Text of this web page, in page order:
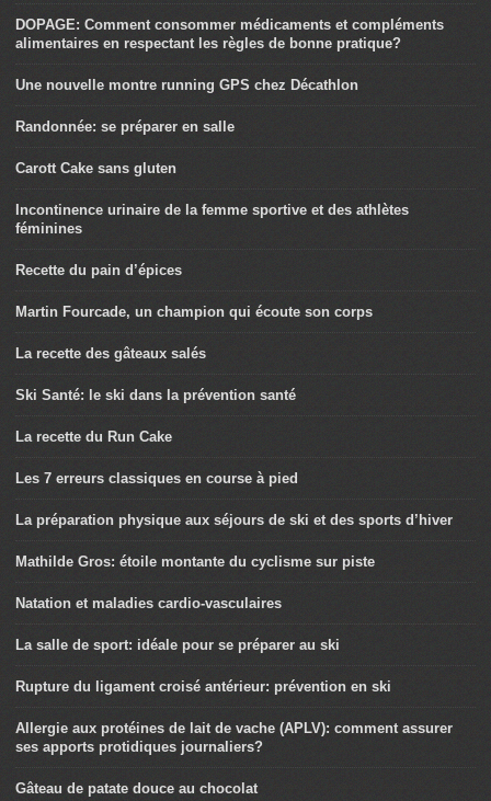
DOPAGE: Comment consommer médicaments et compléments
alimentaires en respectant les règles de bonne pratique?
Une nouvelle montre running GPS chez Décathlon
Randonnée: se préparer en salle
Carott Cake sans gluten
Incontinence urinaire de la femme sportive et des athlètes
féminines
Recette du pain d’épices
Martin Fourcade, un champion qui écoute son corps
La recette des gâteaux salés
Ski Santé: le ski dans la prévention santé
La recette du Run Cake
Les 7 erreurs classiques en course à pied
La préparation physique aux séjours de ski et des sports d’hiver
Mathilde Gros: étoile montante du cyclisme sur piste
Natation et maladies cardio-vasculaires
La salle de sport: idéale pour se préparer au ski
Rupture du ligament croisé antérieur: prévention en ski
Allergie aux protéines de lait de vache (APLV): comment assurer
ses apports protidiques journaliers?
Gâteau de patate douce au chocolat